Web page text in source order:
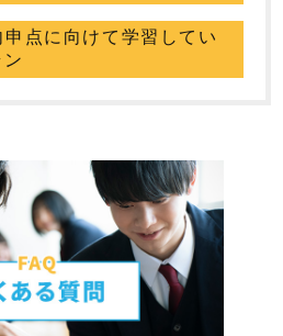
点に向けて学習してい